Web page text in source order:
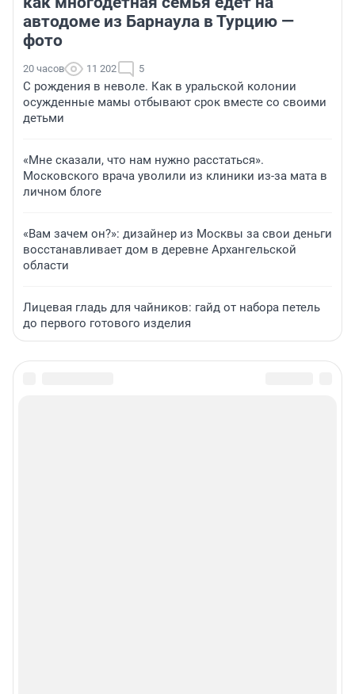
автодоме из Барнаула в Турцию —
фото
20 часов 11 202 5
С рождения в неволе. Как в уральской колонии
осужденные мамы отбывают срок вместе со своими
детьми
«Мне сказали, что нам нужно расстаться».
Московского врача уволили из клиники из-за мата в
личном блоге
«Вам зачем он?»: дизайнер из Москвы за свои деньги
восстанавливает дом в деревне Архангельской
области
Лицевая гладь для чайников: гайд от набора петель
до первого готового изделия